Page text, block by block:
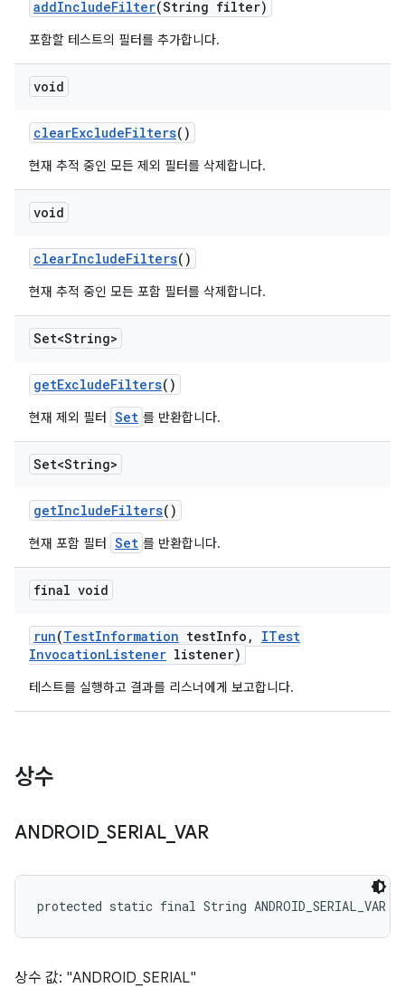
addIncludeFilter(String filter)
포함할 테스트의 필터를 추가합니다.
void
clearExcludeFilters()
현재 추적 중인 모든 제외 필터를 삭제합니다.
void
clearIncludeFilters()
현재 추적 중인 모든 포함 필터를 삭제합니다.
Set<String>
getExcludeFilters()
현재 제외 필터 Set 를 반환합니다.
Set<String>
getIncludeFilters()
현재 포함 필터 Set 를 반환합니다.
final void
run(TestInformation testInfo ,
ITest
InvocationListener listener)
테스트를 실행하고 결과를 리스너에게 보고합니다.
상수
ANDROID_ SERIAL_VAR
protected static final String ANDROID_SERIAL_VAR
상수 값: "ANDROID_SERIAL"